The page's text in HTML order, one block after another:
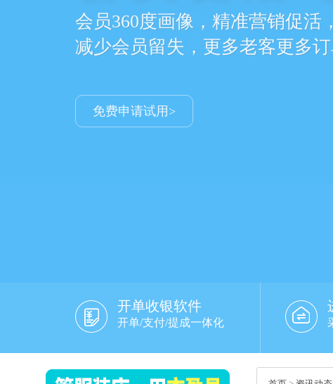
品牌专属电商平台，打通服装
环，实现门店网店双店经营
免费申请试用>
开单收银软件
开单/支付/提成一体化